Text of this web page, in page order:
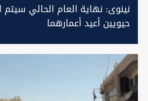
نينوى: نهاية العام الحالي
حيويين أعيد أعمارهما